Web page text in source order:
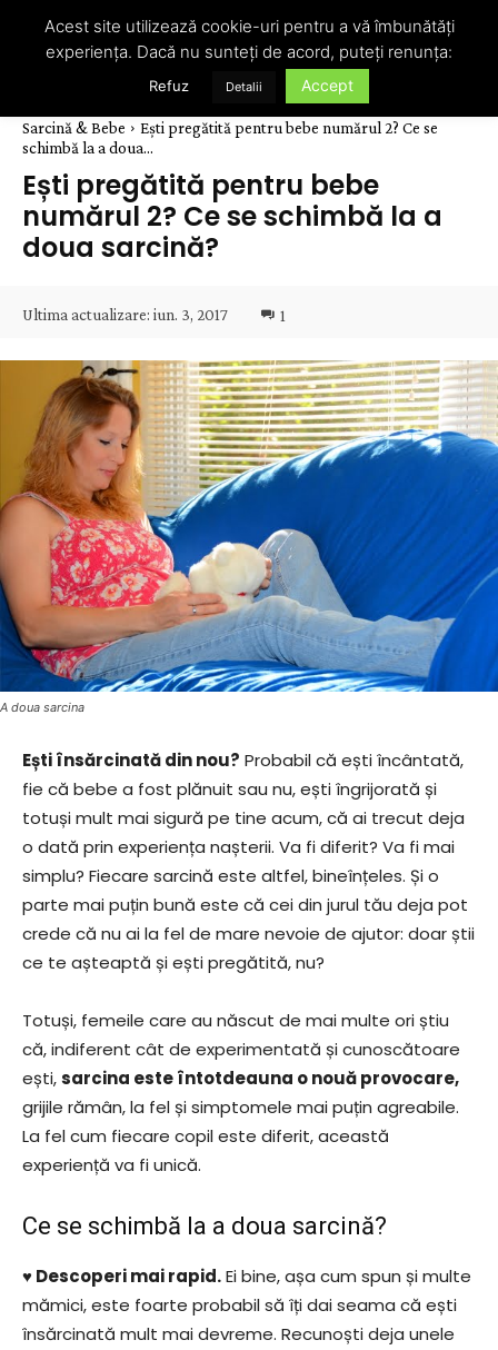
Sarcină & Bebe
Ești pregătită pentru bebe numărul 2? Ce se
schimbă la a doua...
Ești pregătită pentru bebe
numărul 2? Ce se schimbă la a
doua sarcină?
Ultima actualizare: iun. 3, 2017 1
A doua sarcina
Ești însărcinată din nou? Probabil că ești încântată,
fie că bebe a fost plănuit sau nu, ești îngrijorată și
totuși mult mai sigură pe tine acum, că ai trecut deja
o dată prin experiența nașterii. Va fi diferit? Va fi mai
simplu? Fiecare sarcină este altfel, bineînțeles. Și o
parte mai puțin bună este că cei din jurul tău deja pot
crede că nu ai la fel de mare nevoie de ajutor: doar știi
ce te așteaptă și ești pregătită, nu?
Totuși, femeile care au născut de mai multe ori știu
că, indiferent cât de experimentată și cunoscătoare
ești,sarcina este întotdeauna o nouă provocare,
grijile rămân, la fel și simptomele mai puțin agreabile.
La fel cum fiecare copil este diferit, această
experiență va fi unică.
Ce se schimbă la a doua sarcină?
♥ Descoperi mai rapid.Ei bine, așa cum spun și multe
mămici, este foarte probabil să îți dai seama că ești
însărcinată mult mai devreme. Recunoști deja unele
Acest site utilizează cookie-uri pentru a vă îmbunătăți
experiența. Dacă nu sunteți de acord, puteți renunța:
Refuz Detalii Accept